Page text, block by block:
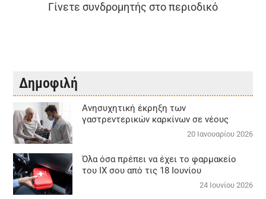
Γίνετε συνδρομητής στο περιοδικό
Δημοφιλή
Aνησυχητική έκρηξη των
γαστρεντερικών καρκίνων σε νέους
20 Ιανουαρίου 2026
Όλα όσα πρέπει να έχει το φαρμακείο
του ΙΧ σου από τις 18 Ιουνίου
24 Ιουνίου 2026